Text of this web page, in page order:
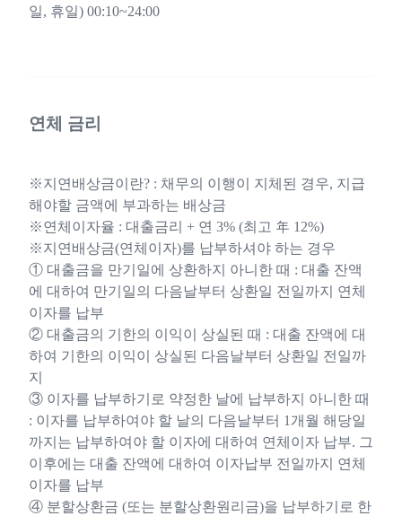
일, 휴일) 00:10~24:00
연체 금리
※지연배상금이란? : 채무의 이행이 지체된 경우, 지급
해야할 금액에 부과하는 배상금
※연체이자율 : 대출금리 + 연 3% (최고 年 12%)
※지연배상금(연체이자)를 납부하셔야 하는 경우
① 대출금을 만기일에 상환하지 아니한 때 : 대출 잔액
에 대하여 만기일의 다음날부터 상환일 전일까지 연체
이자를 납부
② 대출금의 기한의 이익이 상실된 때 : 대출 잔액에 대
하여 기한의 이익이 상실된 다음날부터 상환일 전일까
지
③ 이자를 납부하기로 약정한 날에 납부하지 아니한 때
: 이자를 납부하여야 할 날의 다음날부터 1개월 해당일
까지는 납부하여야 할 이자에 대하여 연체이자 납부. 그
이후에는 대출 잔액에 대하여 이자납부 전일까지 연체
이자를 납부
④ 분할상환금 (또는 분할상환원리금)을 납부하기로 한